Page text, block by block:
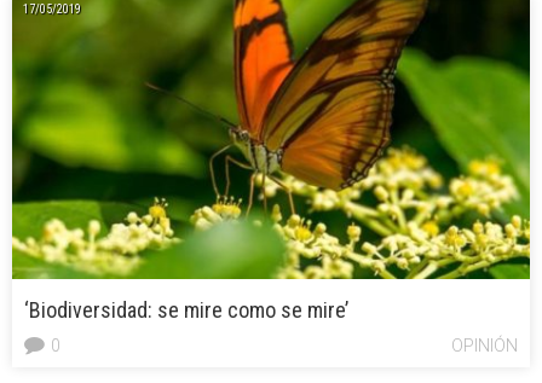
17/05/2019
‘Biodiversidad: se mire como se mire’
OPINIÓN
0